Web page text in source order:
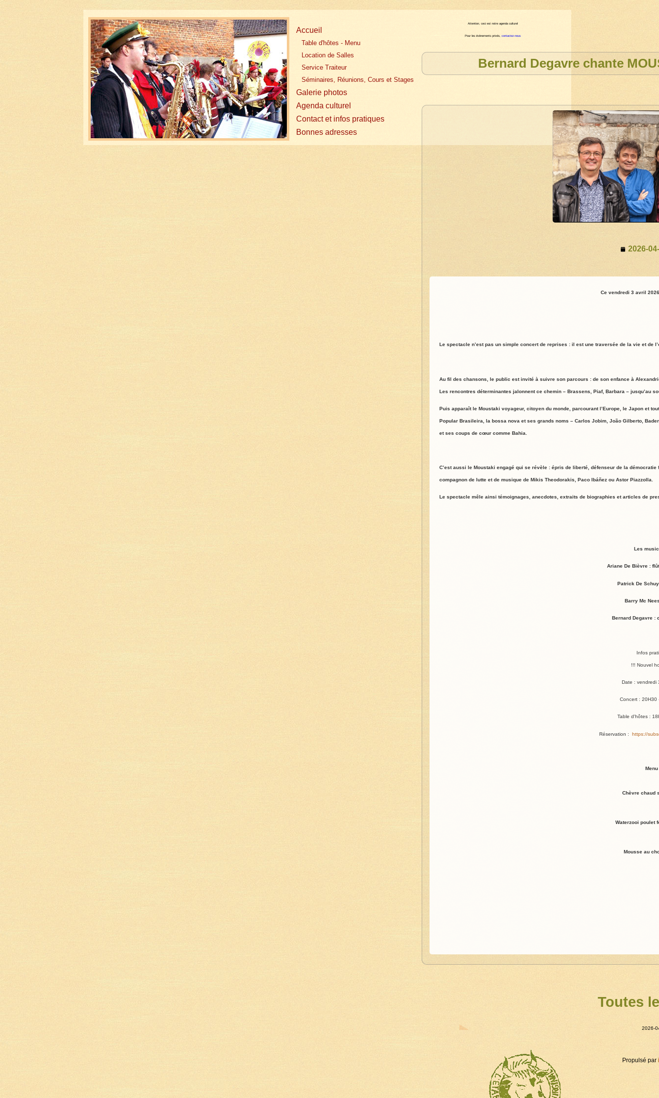
Accueil
Table d'hôtes - Menu
Location de Salles
Service Traiteur
Séminaires, Réunions, Cours et Stages
Galerie photos
Agenda culturel
Contact et infos pratiques
Bonnes adresses
Attention, ceci est notre agenda culturel
Pour les évènements privés, contactez-nous
Bernard Degavre chante
2026-
Ce vendredi 3 avril
Le spectacle n’est pas un simple concert de reprises : il est une traversée de la vie et de
Au fil des chansons, le public est invité à suivre son parcours : de son enfance à
Les rencontres déterminantes jalonnent ce chemin – Brassens, Piaf, Barbara – jusqu’au
Puis apparaît le Moustaki voyageur, citoyen du monde, parcourant l’Europe, le Japon et
Popular Brasileira, la bossa nova et ses grands noms – Carlos Jobim, João Gilberto,
et ses coups de cœur comme Bahia.
C’est aussi le Moustaki engagé qui se révèle : épris de liberté, défenseur de la
compagnon de lutte et de musique de Mikis Theodorakis, Paco Ibáñez ou Astor Piazzolla.
Le spectacle mêle ainsi témoignages, anecdotes, extraits de biographies et articles de
Les
Ariane De Bièvre :
Patrick De
Barry Mc
Bernard Degavre :
Infos
!!! Nouvel
Date : vendredi
Concert : 20H30
Table d'hôtes :
Réservation : https://
Chèvre chaud
Waterzooi poulet
Mousse au
Toutes
2026-
Propulsé par